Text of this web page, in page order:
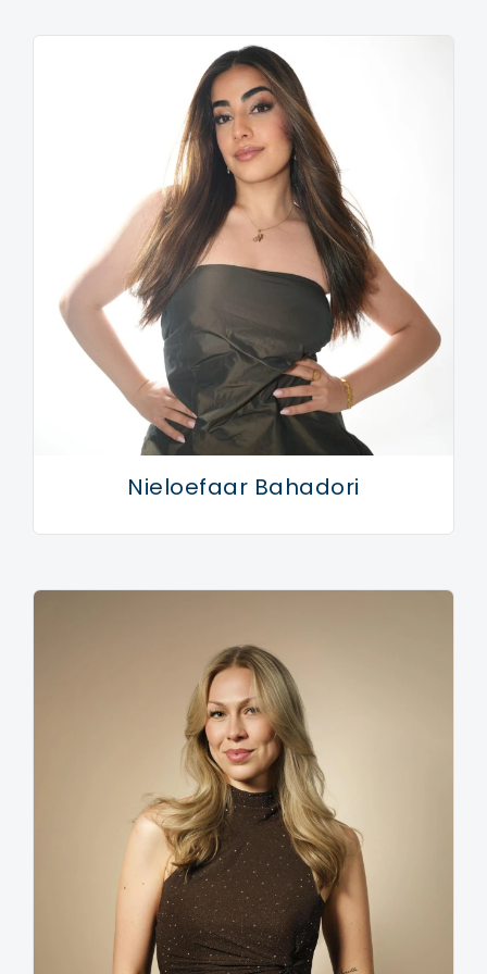
Een lied met de ouderwets gezellige klanken die je
doen verlangen naar vroeger. Met haar (h)eerlijke
stem, geweldige uitstraling en haar mooie
persoonlijkheid voelt Soraya zich op ieder podium
Foto: Jim Hoogendorp
Nieloefaar Bahadori